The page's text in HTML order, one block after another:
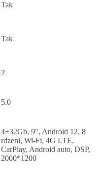
Tak
Tak
2
5.0
4+32Gb, 9", Android 12, 8
rdzeni, Wi-Fi, 4G LTE,
CarPlay, Android auto, DSP,
2000*1200